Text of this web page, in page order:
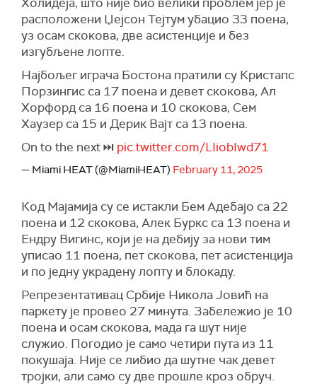
расположени Џејсон Тејтум убацио 33 поена,
уз осам скокова, две асистенције и без
изгубљене лопте.
Најбољег играча Бостона пратили су Кристапс
Порзингис са 17 поена и девет скокова, Ал
Хорфорд са 16 поена и 10 скокова, Сем
Хаузер са 15 и Дерик Вајт са 13 поена.
On to the next ⏭️ pic.twitter.com/LIiobIwd71
— Miami HEAT (@MiamiHEAT) February 11, 2025
Код Мајамија су се истакли Бем Адебајо са 22
поена и 12 скокова, Алек Буркс са 13 поена и
Ендру Вигинс, који је на дебију за нови тим
уписао 11 поена, пет скокова, пет асистенција
и по једну украдену лопту и блокаду.
Репрезентативац Србије Никола Јовић на
паркету је провео 27 минута. Забележио је 10
поена и осам скокова, мада га шут није
служио. Погодио је само четири пута из 11
покушаја. Није се либио да шутне чак девет
тројки, али само су две прошле кроз обруч.